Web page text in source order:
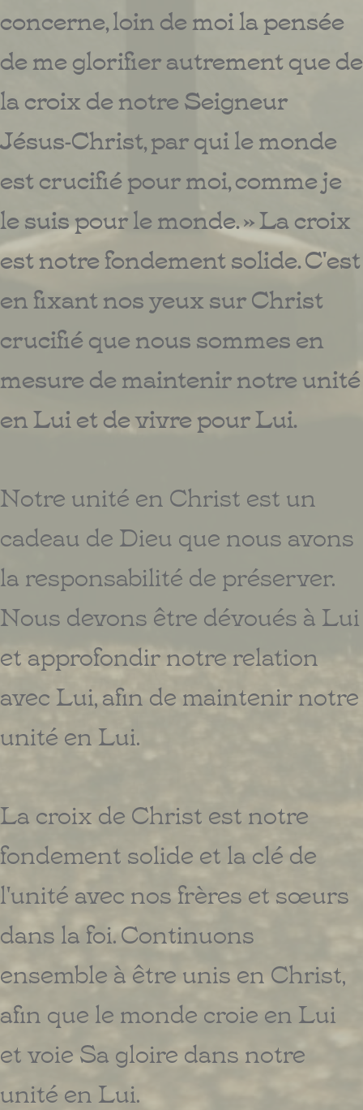
concerne, loin de moi la pensée
de me glorifier autrement que de
la croix de notre Seigneur
Jésus-Christ, par qui le monde
est crucifié pour moi, comme je
le suis pour le monde. » La croix
est notre fondement solide. C'est
en fixant nos yeux sur Christ
crucifié que nous sommes en
mesure de maintenir notre unité
en Lui et de vivre pour Lui.
Notre unité en Christ est un
cadeau de Dieu que nous avons
la responsabilité de préserver.
Nous devons être dévoués à Lui
et approfondir notre relation
avec Lui, afin de maintenir notre
unité en Lui.
La croix de Christ est notre
fondement solide et la clé de
l'unité avec nos frères et sœurs
dans la foi. Continuons
ensemble à être unis en Christ,
afin que le monde croie en Lui
et voie Sa gloire dans notre
unité en Lui.